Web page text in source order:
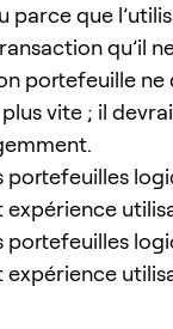
parce que
qu’il
portefeuille ne
vite ; il